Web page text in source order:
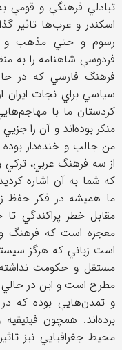
تبادلي فرهنگي و قومي
اسكندر و عرب‌ها تاثير
رسوم و حتي مذهب و دين
فردوسي شاهنامه را به
فرهنگ فارسي كه در
سياسي براي نجات ايران
كردستان ما با
منكر بوده‌اند و آن را
من جالب و خنده‌دار
از سه فرهنگ عربي،
كه شما به آن اشاره
ما هميشه در فكر حفظ
مقابل خطر پراكندگي تا
معجزه است كه فرهنگ و
است زباني كه هرگز
مستقل و حكومت
مطرح است و اين در
و تمدن‌هايي بوده كه
برده‌اند. همچون
محيط جغرافيايي نيز